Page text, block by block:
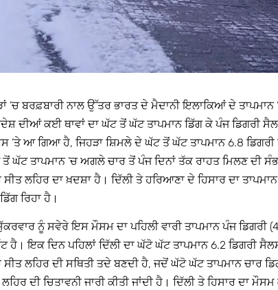
’ਚ ਬਰਫ਼ਬਾਰੀ ਨਾਲ ਉੱਤਰ ਭਾਰਤ ਦੇ ਮੈਦਾਨੀ ਇਲਾਕਿਆਂ ਦੇ
ਦੀਆਂ ਕਈ ਥਾਵਾਂ ਦਾ ਘੱਟ ਤੋਂ ਘੱਟ ਤਾਪਮਾਨ ਡਿੱਗ ਕੇ ਪੰਜ ਡਿਗਰੀ
’ਤੇ ਆ ਗਿਆ ਹੈ, ਜਿਹੜਾ ਸ਼ਿਮਲੇ ਦੇ ਘੱਟ ਤੋਂ ਘੱਟ ਤਾਪਮਾਨ 6.8
ਤਾਪਮਾਨ ’ਚ ਅਗਲੇ ਚਾਰ ਤੋਂ ਪੰਜ ਦਿਨਾਂ ਤੱਕ ਰਾਹਤ ਮਿਲਣ ਦੀ
ਲਹਿਰ ਦਾ ਖ਼ਦਸ਼ਾ ਹੈ। ਦਿੱਲੀ ਤੇ ਹਰਿਆਣਾ ਦੇ ਹਿਸਾਰ ਦਾ
ਰਿਹਾ ਹੈ।
ਨੂੰ ਸਵੇਰੇ ਇਸ ਮੌਸਮ ਦਾ ਪਹਿਲੀ ਵਾਰੀ ਤਾਪਮਾਨ ਪੰਜ ਡਿਗਰੀ
ਹੈ। ਇਕ ਦਿਨ ਪਹਿਲਾਂ ਦਿੱਲੀ ਦਾ ਘੱਟੋ ਘੱਟ ਤਾਪਮਾਨ 6.2 ਡਿਗਰੀ
ਸੀਤ ਲਹਿਰ ਦੀ ਸਥਿਤੀ ਤਦੇ ਬਣਦੀ ਹੈ, ਜਦੋਂ ਘੱਟੋ ਘੱਟ ਤਾਪਮਾਨ ਚਾਰ
ਦੀ ਚਿਤਾਵਨੀ ਜਾਰੀ ਕੀਤੀ ਜਾਂਦੀ ਹੈ। ਦਿੱਲੀ ਤੇ ਹਿਸਾਰ ਦਾ